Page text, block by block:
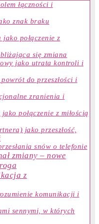
łączności i
znak braku
jako połączenie z
się zmiana
jako utrata kontroli i
do przeszłości i
zranienia i
połączenie z miłością
jako przeszłość,
snów o telefonie
zmiany – nowe
z
komunikacji i
sennymi, w których